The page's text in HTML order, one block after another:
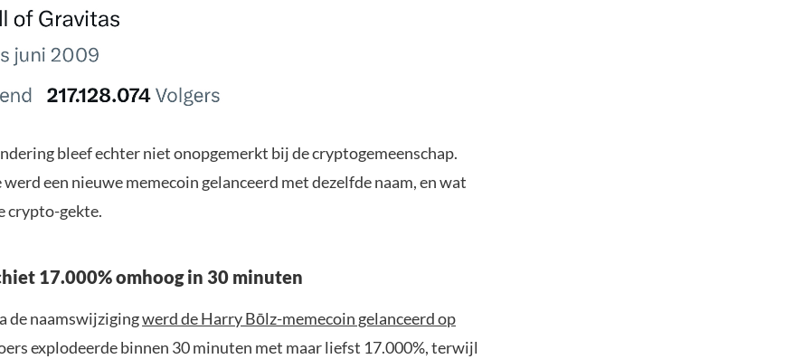
bleef echter niet onopgemerkt bij de cryptogemeenschap.
een nieuwe memecoin gelanceerd met dezelfde naam, en wat
crypto-gekte.
17.000% omhoog in 30 minuten
de naamswijzigingwerd de Harry Bōlz-memecoin gelanceerd op
explodeerde binnen 30 minuten met maar liefst 17.000%, terwijl